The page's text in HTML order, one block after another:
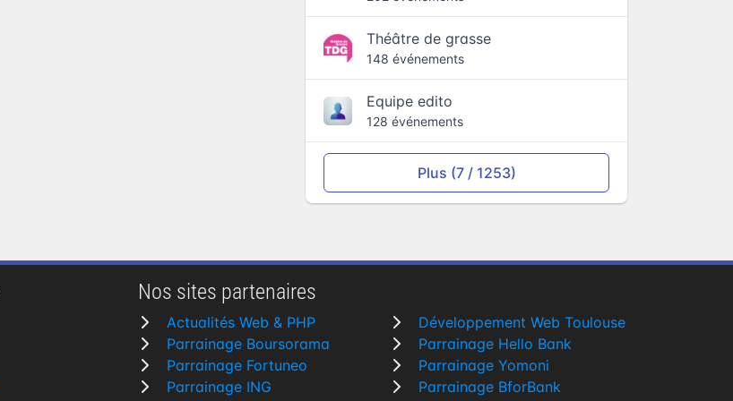
Théâtre de grasse
148 événements
Equipe edito
128 événements
Plus (7 / 1253)
Nos sites partenaires
Actualités Web & PHP
Parrainage Boursorama
Parrainage Fortuneo
Parrainage ING
Développement Web Toulouse
Parrainage Hello Bank
Parrainage Yomoni
Parrainage BforBank